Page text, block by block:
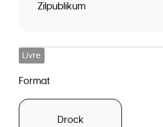
Zilpublikum
Livre
Format
Drock